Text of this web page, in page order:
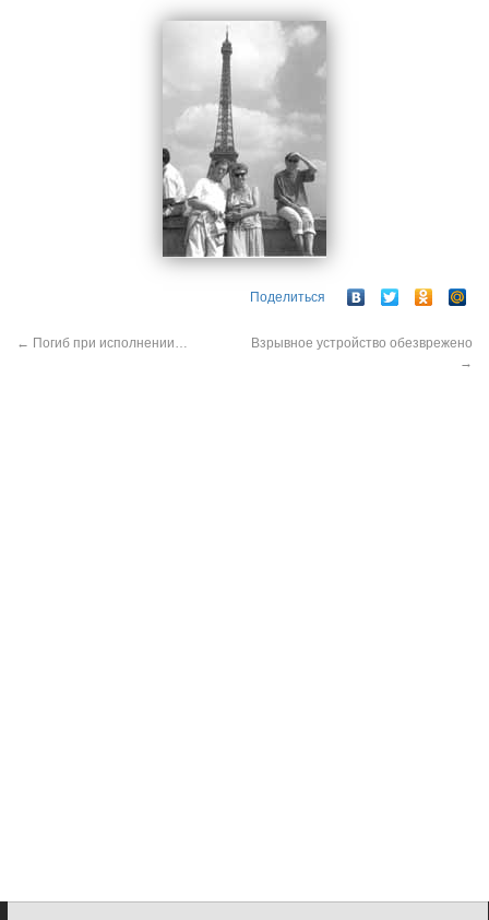
Поделиться
← Погиб при исполнении…
Взрывное устройство обезврежено
→